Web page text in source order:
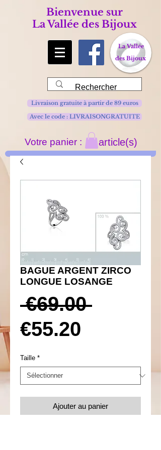
Bienvenue sur
La Vallée des Bijoux
La Vallée
des Bijoux
Avec le code : LIVRAISONGRATUITE
Livraison gratuite à partir de 89 euros
Votre panier : article(s)
BAGUE ARGENT ZIRCO
LONGUE LOSANGE
€69.00 Prix
€55.20
Taille *
Ajouter au panier